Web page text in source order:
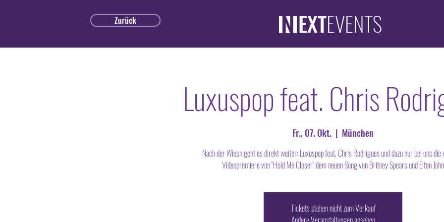
Zurück EXTEVENTS
Luxuspop feat. Chris
Fr., 07. Okt.
  |
München
Nach der Wiesn geht es direkt weiter: Luxuspop feat. Chris Rodrigues und dazu nur bei uns
Videopremiere von "Hold Me Closer" dem neuen Song von Britney Spears und Elton John
Tickets stehen nicht zum Verkauf